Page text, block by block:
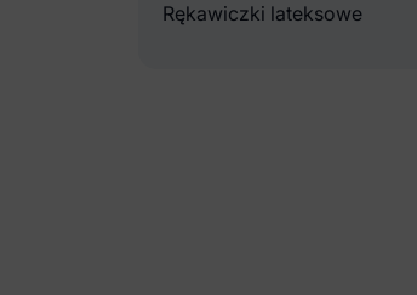
Rękawiczki lateksowe